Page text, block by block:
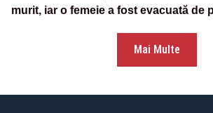
murit, iar o femeie a fost evacuată de
Mai Multe